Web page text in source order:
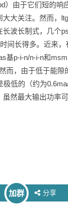
由于它们短的响
大关注。然而，
波长制式，几个
间长得多。近来
基p-i-n/n-i-n和
而，由于低于能
低的（约为
然最大输出功率
加群 分享